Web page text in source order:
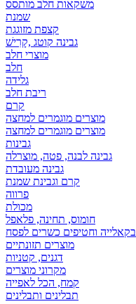
משקאות חלב מותסס
שמנת
קצפת מזוגגת
גבינה קוטג ,קָרִישׁ
מוצרי חלב
חלב
גלידה
ריבת חלב
קרם
מוצרים מוגמרים למחצה
מוצרים מוגמרים למחצה
גבינות
גבינה לבנה, פטה, מוצרלה
גבינה מעובדת
קרם וגבינת שמנת
פרווה
מכולת
חומוס, תחינה, פלאפל
בקאלייה וחטיפים כשרים לפסח
מוצרים תזונתיים
דגנים, קטניות
מקרוני מוצרים
קמח, הכל לאפייה
תבלינים ותבלינים